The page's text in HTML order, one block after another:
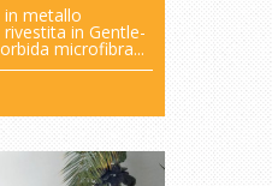
metallo
in Gentle-
microfibra...